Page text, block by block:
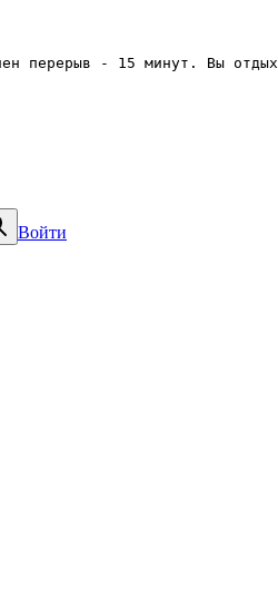
перерыв - 15 минут. Вы
Войти